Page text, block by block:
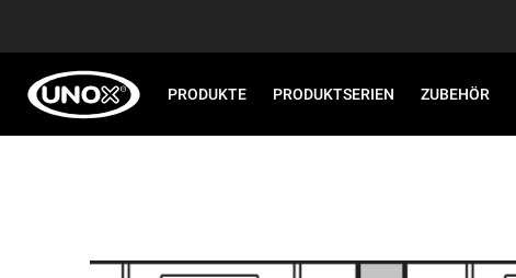
PRODUKTE PRODUKTSERIEN ZUBEHÖR